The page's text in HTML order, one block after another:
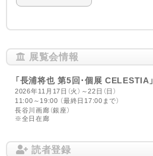
展覧会情報
「長浦将也 第5回･個展 CELESTIA」
2026年11月17日（火）～22日（日）
11:00～19:00 （最終日17:00まで）
長谷川画廊（銀座）
※全日在廊
読者登録